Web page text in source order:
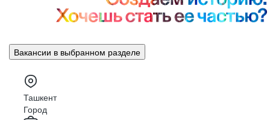
Вакансии в выбранном разделе
Ташкент
Город